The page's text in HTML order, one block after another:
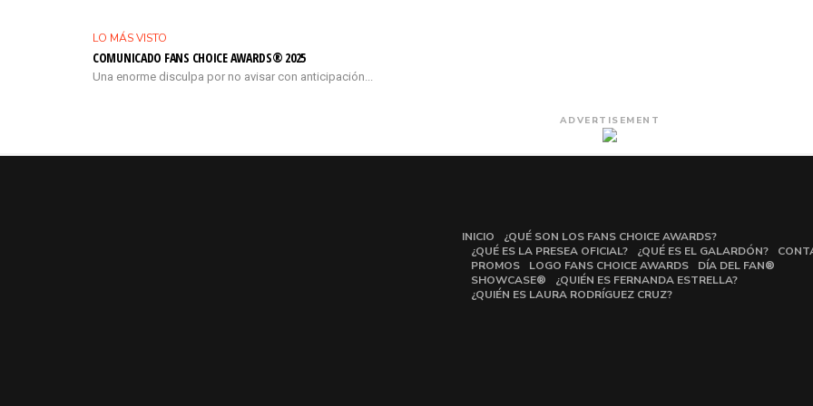
LO MÁS VISTO
COMUNICADO FANS CHOICE AWARDS® 2025
Una enorme disculpa por no avisar con anticipación...
ADVERTISEMENT
INICIO
¿QUÉ SON LOS FANS CHOICE AWARDS?
¿QUÉ ES LA PRESEA OFICIAL?
¿QUÉ ES EL GALARDÓN?
PROMOS
LOGO FANS CHOICE AWARDS
DÍA DEL FAN®
SHOWCASE®
¿QUIÉN ES FERNANDA ESTRELLA?
¿QUIÉN ES LAURA RODRÍGUEZ CRUZ?